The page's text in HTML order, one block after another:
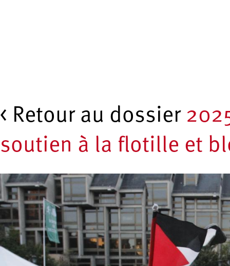
< Retour au dossier
soutien à la flotille et